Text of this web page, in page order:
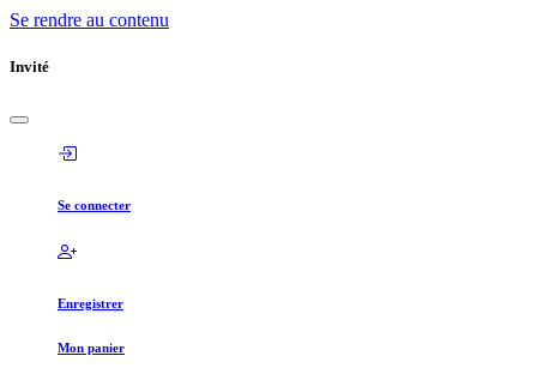
Se rendre au contenu
Invité
Se connecter
Enregistrer
Mon panier